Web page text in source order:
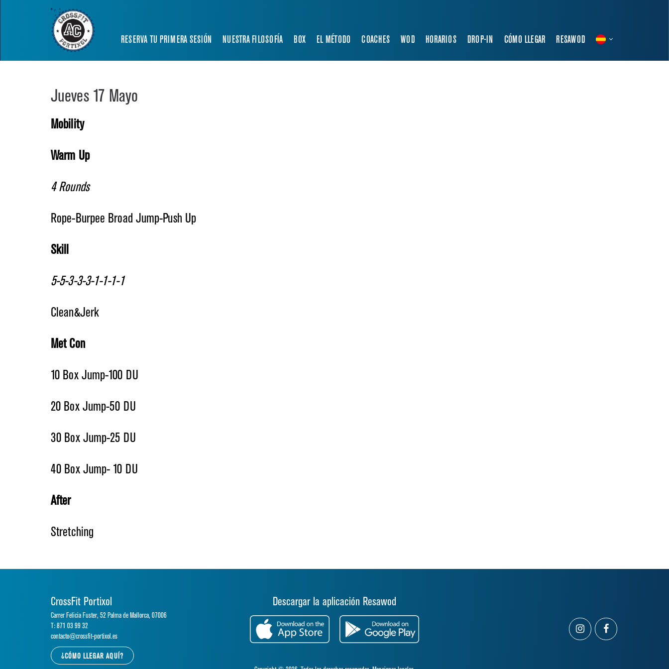
RESERVA TU PRIMERA SESIÓN NUESTRA FILOSOFÍA BOX EL MÉTODO COACHES WOD HORARIOS DROP-IN CÓMO LLEGAR RESAWOD
Jueves 17 Mayo
Mobility
Warm Up
4 Rounds
Rope-Burpee Broad Jump-Push Up
Skill
5-5-3-3-3-1-1-1-1
Clean&Jerk
Met Con
10 Box Jump-100 DU
20 Box Jump-50 DU
30 Box Jump-25 DU
40 Box Jump- 10 DU
After
Stretching
CrossFit Portixol
Carrer Felicia Fuster, 52 Palma de Mallorca, 07006
T: 871 03 99 32
contacto@crossfit-portixol.es
¿CÓMO LLEGAR AQUÍ?
Descargar la aplicación Resawod